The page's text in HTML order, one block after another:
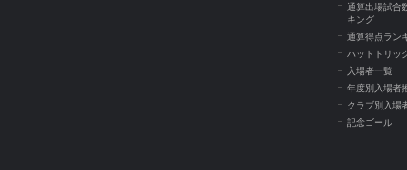
通算出場試合
キング
通算得点ラン
ハットトリッ
入場者一覧
年度別入場者
クラブ別入場
記念ゴール